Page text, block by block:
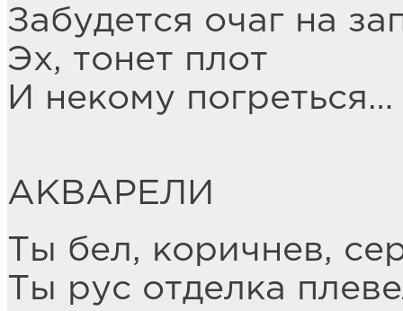
Забудется очаг на
Эх, тонет плот
И некому погреться…
АКВАРЕЛИ
Ты бел, коричнев,
Ты рус отделка